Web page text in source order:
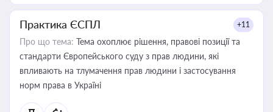
Практика ЄСПЛ +11
Про що тема: Тема охоплює рішення, правові позиції та
стандарти Європейського суду з прав людини, які
впливають на тлумачення прав людини і застосування
норм права в Україні